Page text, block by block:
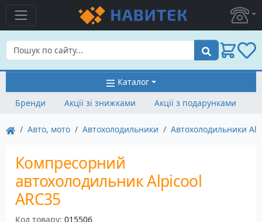
Пошук
Каталог
Бренди
Акції зі знижками Акції з подарунками
Авто, мото Автохолодильники Автохолодильники
Компресорний
автохолодильник Alpicool
ARC35
Код товару: 015506